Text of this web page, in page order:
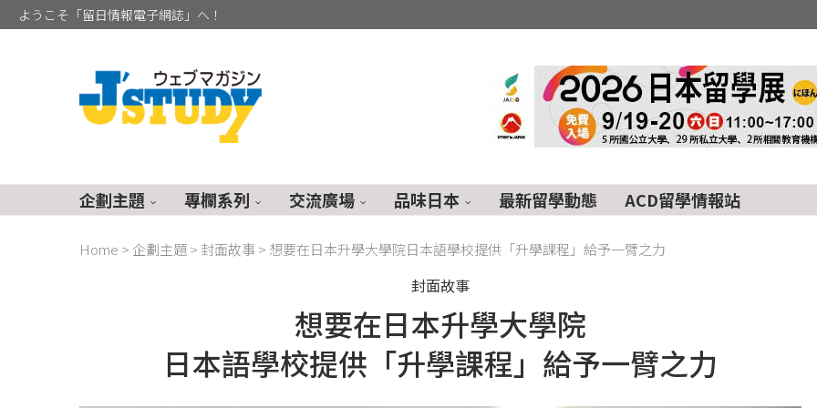
ようこそ「留日情報電子網誌」へ！
企劃主題 專欄系列 交流廣場 品味日本 最新留學動態 ACD留學情報站
Home > 企劃主題> 封面故事> 想要在日本升學大學院日本語學校提供「升學課程」給予一臂之力
封面故事
想要在日本升學大學院
日本語學校提供「升學課程」給予一臂之力